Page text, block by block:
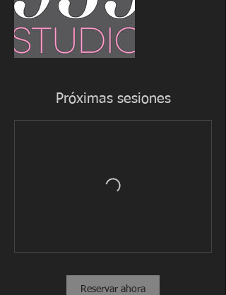
Próximas sesiones
Reservar ahora